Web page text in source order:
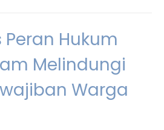
Hukum
Melindungi
Warga